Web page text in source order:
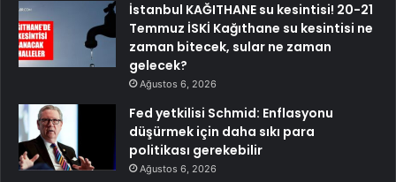
İstanbul KAĞITHANE su kesintisi! 20-21
Temmuz İSKİ Kağıthane su kesintisi ne
zaman bitecek, sular ne zaman
gelecek?
Ağustos 6, 2026
Fed yetkilisi Schmid: Enflasyonu
düşürmek için daha sıkı para
politikası gerekebilir
Ağustos 6, 2026